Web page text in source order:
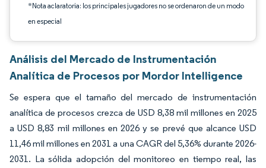
*Nota aclaratoria: los principales jugadores no se ordenaron de un modo
en especial
Análisis del Mercado de Instrumentación
Analítica de Procesos por Mordor Intelligence
Se espera que el tamaño del mercado de instrumentación
analítica de procesos crezca de USD 8,38 mil millones en 2025
a USD 8,83 mil millones en 2026 y se prevé que alcance USD
11,46 mil millones en 2031 a una CAGR del 5,36% durante 2026-
2031. La sólida adopción del monitoreo en tiempo real, las